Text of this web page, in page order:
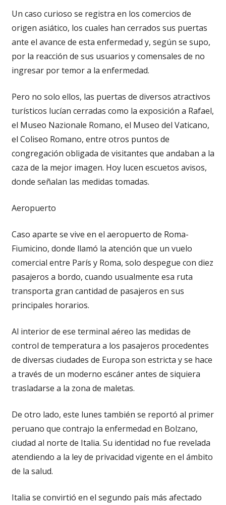
Un caso curioso se registra en los comercios de
origen asiático, los cuales han cerrados sus puertas
ante el avance de esta enfermedad y, según se supo,
por la reacción de sus usuarios y comensales de no
ingresar por temor a la enfermedad.
Pero no solo ellos, las puertas de diversos atractivos
turísticos lucían cerradas como la exposición a Rafael,
el Museo Nazionale Romano, el Museo del Vaticano,
el Coliseo Romano, entre otros puntos de
congregación obligada de visitantes que andaban a la
caza de la mejor imagen. Hoy lucen escuetos avisos,
donde señalan las medidas tomadas.
Aeropuerto
Caso aparte se vive en el aeropuerto de Roma-
Fiumicino, donde llamó la atención que un vuelo
comercial entre París y Roma, solo despegue con diez
pasajeros a bordo, cuando usualmente esa ruta
transporta gran cantidad de pasajeros en sus
principales horarios.
Al interior de ese terminal aéreo las medidas de
control de temperatura a los pasajeros procedentes
de diversas ciudades de Europa son estricta y se hace
a través de un moderno escáner antes de siquiera
trasladarse a la zona de maletas.
De otro lado, este lunes también se reportó al primer
peruano que contrajo la enfermedad en Bolzano,
ciudad al norte de Italia. Su identidad no fue revelada
atendiendo a la ley de privacidad vigente en el ámbito
de la salud.
Italia se convirtió en el segundo país más afectado